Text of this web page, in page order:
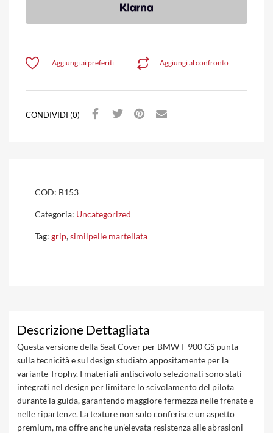
Aggiungi al confronto
Aggiungi ai preferiti
CONDIVIDI (0)
COD: B153
Categoria: Uncategorized
Tag: grip,similpelle martellata
Descrizione Dettagliata
Questa versione della Seat Cover per BMW F 900 GS punta
sulla tecnicità e sul design studiato appositamente per la
variante Trophy. I materiali antiscivolo selezionati sono stati
integrati nel design per limitare lo scivolamento del pilota
durante la guida, garantendo maggiore fermezza nelle frenate e
nelle ripartenze. La texture non solo conferisce un aspetto
premium, ma offre anche un’elevata resistenza alle abrasioni